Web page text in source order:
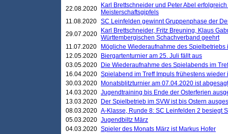
22.08.2020
Karl Brettschneider und Peter Abel
Meisterschaftsgipfels
11.08.2020 SC Leinfelden gewinnt Gruppenphase der
29.07.2020
Karl Brettschneider, Fritz Breuning, Klaus
Württembergischen Schachverband geehrt
11.07.2020
Mögliche Wiederaufnahme des Spielbetriebs
12.05.2020
Biergartenturnier am 25. Juli fällt aus
03.05.2020
Die Wiederaufnahme des Spielabends im
16.04.2020 Spielabend im Treff Impuls frühestens wieder
30.03.2020
Monatsblitzturnier am 07.04.2020 ist abgesagt
14.03.2020 Jugendtraining bis Ende der Osterferien
13.03.2020
Der Spielbetrieb im SVW ist bis Ostern
08.03.2020 A-Klasse, Runde 8: SC Leinfelden 2 besiegt
05.03.2020 Jugendbiltz März
04.03.2020 Spieler des Monats März ist Markus Hofer